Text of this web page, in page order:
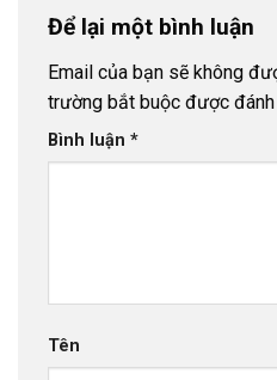
Để lại một bình luận
Email của bạn sẽ không
trường bắt buộc được
Bình luận *
Tên